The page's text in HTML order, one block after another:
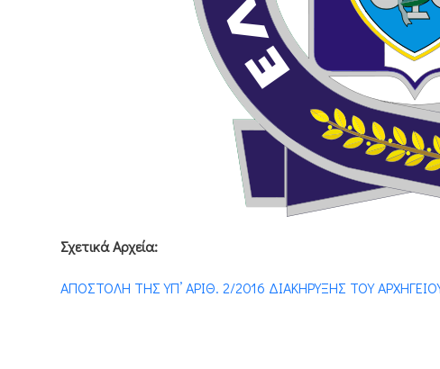
Σχετικά Αρχεία:
ΑΠΟΣΤΟΛΗ ΤΗΣ ΥΠ’ ΑΡΙΘ. 2/2016 ΔΙΑΚΗΡΥΞΗΣ ΤΟΥ